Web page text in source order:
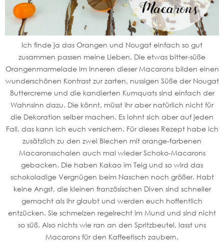
Ich finde ja das Orangen und Nougat einfach so gut
zusammen passen meine Lieben. Die etwas bitter-süße
Orangenmarmelade im Inneren dieser Macarons bilden einen
wunderschönen Kontrast zur zarten, nussigen Süße der Nougat
Buttercreme und die kandierten Kumquats sind einfach der
Wahnsinn dazu. Die könnt, müsst ihr aber natürlich nicht für
die Dekoration selber machen. Es lohnt sich aber auf jeden
Fall, das kann ich euch versichern. Für dieses Rezept habe ich
zusätzlich zu den zwei Blechen mit orange-farbenen
Macaronsschalen auch mal wieder Schoko-Macarons
gebacken. Die haben Kakao im Teig und so wird das
schokoladige Vergnügen beim Naschen noch größer. Habt
keine Angst, die kleinen französischen Diven sind schneller
gemacht als ihr glaubt und werden euch hoffentlich
entzücken. Sie schmelzen regelrecht im Mund und sind nicht
so süß. Also nichts wie ran an den Spritzbeutel, lasst uns
Macarons für den Kaffeetisch zaubern.